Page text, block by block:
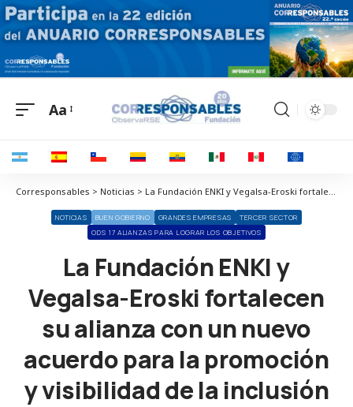
Aa
Corresponsables > Noticias > La Fundación ENKI y Vegalsa-Eroski fortalecen su alianza con un nuevo acuerdo para la promoción y visibilidad de la inclusión
NOTICIAS BUEN GOBIERNO GRANDES EMPRESAS
TERCER SECTOR
ODS 17 ALIANZAS PARA LOGRAR LOS OBJETIVOS
La Fundación ENKI y
Vegalsa-Eroski fortalecen
su alianza con un nuevo
acuerdo para la promoción
y visibilidad de la inclusión